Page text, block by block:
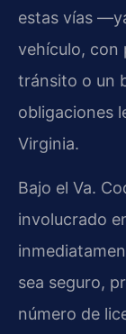
estas vías
vehículo, con
tránsito o un
obligaciones
Virginia.
Bajo el Va.
involucrado
sea seguro,
número de